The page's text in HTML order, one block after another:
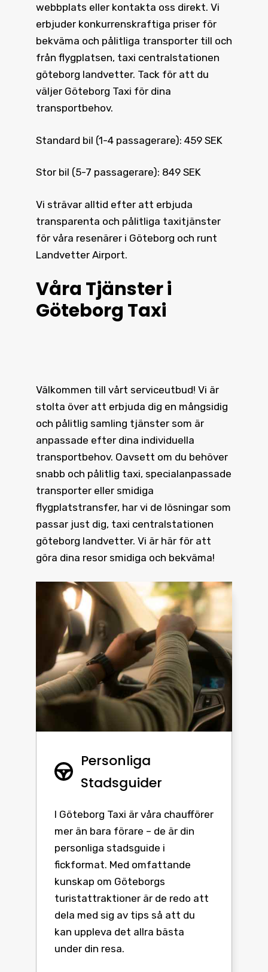
webbplats eller kontakta oss direkt. Vi
erbjuder konkurrenskraftiga priser för
bekväma och pålitliga transporter till och
från flygplatsen, taxi centralstationen
göteborg landvetter. Tack för att du
väljer Göteborg Taxi för dina
transportbehov.
Standard bil (1-4 passagerare): 459 SEK
Stor bil (5-7 passagerare): 849 SEK
Vi strävar alltid efter att erbjuda
transparenta och pålitliga taxitjänster
för våra resenärer i Göteborg och runt
Landvetter Airport.
Våra Tjänster i
Göteborg Taxi
Välkommen till vårt serviceutbud! Vi är
stolta över att erbjuda dig en mångsidig
och pålitlig samling tjänster som är
anpassade efter dina individuella
transportbehov. Oavsett om du behöver
snabb och pålitlig taxi, specialanpassade
transporter eller smidiga
flygplatstransfer, har vi de lösningar som
passar just dig, taxi centralstationen
göteborg landvetter. Vi är här för att
göra dina resor smidiga och bekväma!
Personliga
Stadsguider
I Göteborg Taxi är våra chaufförer
mer än bara förare – de är din
personliga stadsguide i
fickformat. Med omfattande
kunskap om Göteborgs
turistattraktioner är de redo att
dela med sig av tips så att du
kan uppleva det allra bästa
under din resa.